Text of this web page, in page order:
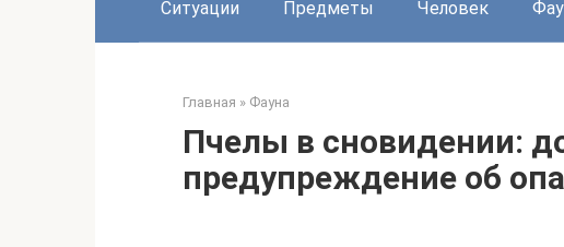
Ситуации Предметы Человек
Главная » Фауна
Пчелы в сновидении:
предупреждение об